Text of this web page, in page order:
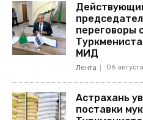
переговоры
МИД
Лента 06
Астрахань
поставки